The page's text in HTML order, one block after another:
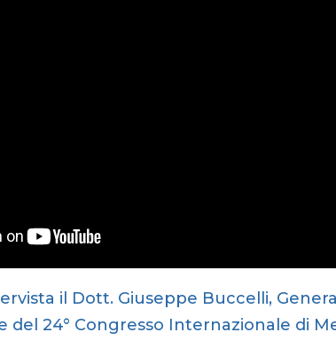
il Dott. Giuseppe Buccelli,
del 24° Congresso Internazionale di